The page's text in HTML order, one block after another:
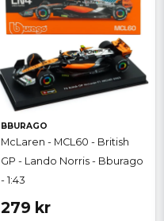
BBURAGO
McLaren - MCL60 - British
GP - Lando Norris - Bburago
- 1:43
279 kr